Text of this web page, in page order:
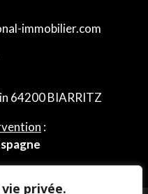
privée.
immobilier.com
64200 BIARRITZ
: